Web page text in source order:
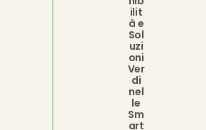
ilit
à e
Sol
uzi
oni
Ver
di
nel
le
Sm
art